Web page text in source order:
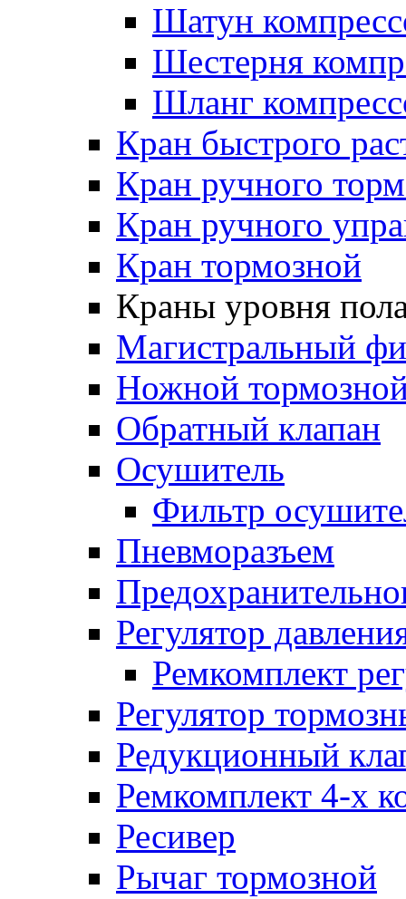
Шатун
Шестерня
Шланг
Кран быстрого
Кран ручного
Кран ручного
Кран тормозной
Краны уровня
Магистральный
Ножной
Обратный клапан
Осушитель
Фильтр
Пневморазъем
Регулятор
Ремкомплект
Регулятор
Редукционный
Ремкомплект 4-х
Ресивер
Рычаг тормозной